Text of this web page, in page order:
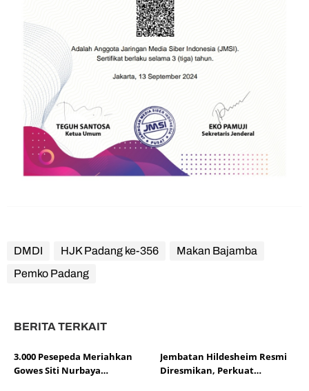
DMDI HJK Padang ke-356
Makan Bajamba
Pemko Padang
BERITA TERKAIT
3.000 Pesepeda Meriahkan
Gowes Siti Nurbaya
Jembatan Hildesheim Resmi
Diresmikan, Perkuat